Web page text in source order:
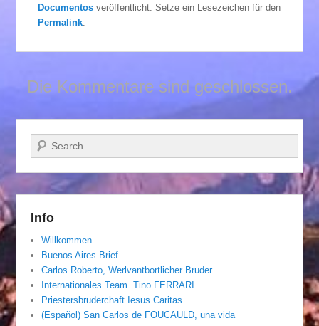
Documentos veröffentlicht. Setze ein Lesezeichen für den
Permalink
Die Kommentare sind geschlossen.
Suchen
Info
Willkommen
Buenos Aires Brief
Carlos Roberto, Werlvantbortlicher Bruder
Internationales Team. Tino FERRARI
Priestersbruderchaft Iesus Caritas
(Español) San Carlos de FOUCAULD, una vida